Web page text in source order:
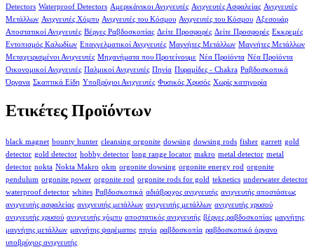
Detectors Waterproof Detectors Αμερικάνικοι Ανιχνευτές Ανιχνευτές Ασφαλείας Ανιχνευτές
Μετάλλων Ανιχνευτές Χόμπυ Ανιχνευτές του Κόσμου Ανιχνευτές του Κόσμου Αξεσουάρ
Αποστατικοί Ανιχνευτές Βέργες Ραβδοσκοπίας Δείτε Προσφορές Δείτε Προσφορές Εκκρεμές
Εντοπισμός Καλωδίων Επαγγελματικοί Ανιχνευτές Μαγνήτες Μετάλλων Μαγνήτες Μετάλλων
Μεταχειρισμένοι Ανιχνευτές Μηχανήματα που Προτείνουμε Νέα Προϊόντα Νέα Προϊόντα
Οικονομικοί Ανιχνευτές Παλμικοί Ανιχνευτές Πηνία Πυραμίδες - Chakra Ραβδοσκοπικά
Όργανα Σκαπτικά Είδη Υποβρύχιοι Ανιχνευτές Φυσικός Χρυσός Χωρίς κατηγορία
Ετικέτες Προϊόντων
black magnet bounty hunter cleansing orgonite dowsing dowsing rods fisher garrett gold
detector gold detector hobby detector long range locator makro metal detector metal
detector nokta Nokta Makro okm orgonite dowsing orgonite energy rod orgonite
pendulum orgonite power orgonite rod orgonite rods for gold teknetics underwater detector
waterproof detector whites Ραβδοσκοπικά αδιάβροχος ανιχνευτής ανιχνευτής αποστάσεως
ανιχνευτής ασφαλείας ανιχνευτής μετάλλων ανιχνευτής μετάλλων ανιχνευτής χρυσού
ανιχνευτής χρυσού ανιχνευτής χόμπυ αποστατικός ανιχνευτής βέργες ραβδοσκοπίας μαγνήτης
μαγνήτης μετάλλων μαγνήτης ψαρέματος πηνίο ραβδοσκοπία ραβδοσκοπικό όργανο
υποβρύχιος ανιχνευτής